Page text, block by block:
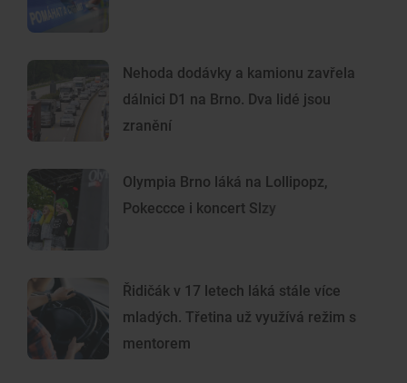
Nehoda dodávky a kamionu zavřela
dálnici D1 na Brno. Dva lidé jsou
zranění
Olympia Brno láká na Lollipopz,
Pokeccce i koncert Slzy
Řidičák v 17 letech láká stále více
mladých. Třetina už využívá režim s
mentorem